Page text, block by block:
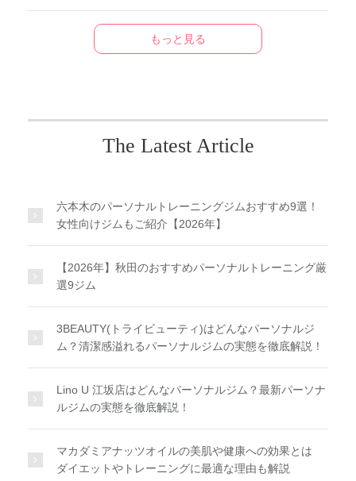
もっと見る
The Latest Article
六本木のパーソナルトレーニングジムおすすめ9選！
女性向けジムもご紹介【2026年】
【2026年】秋田のおすすめパーソナルトレーニング厳
選9ジム
3BEAUTY(トライビューティ)はどんなパーソナルジ
ム？清潔感溢れるパーソナルジムの実態を徹底解説！
Lino U 江坂店はどんなパーソナルジム？最新パーソナ
ルジムの実態を徹底解説！
マカダミアナッツオイルの美肌や健康への効果とは
ダイエットやトレーニングに最適な理由も解説